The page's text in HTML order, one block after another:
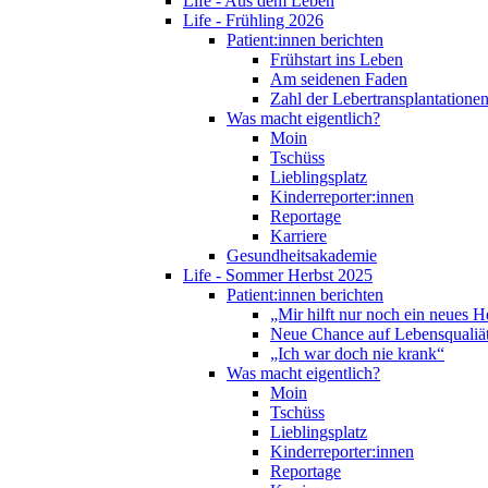
Life - Frühling 2026
Patient:innen berichten
Frühstart ins Leben
Am seidenen Faden
Zahl der
Was macht eigentlich?
Moin
Tschüss
Lieblingsplatz
Kinderreporter:innen
Reportage
Karriere
Gesundheitsakademie
Life - Sommer Herbst 2025
Patient:innen berichten
„Mir hilft nur noch ein neues
Neue Chance auf
„Ich war doch nie krank“
Was macht eigentlich?
Moin
Tschüss
Lieblingsplatz
Kinderreporter:innen
Reportage